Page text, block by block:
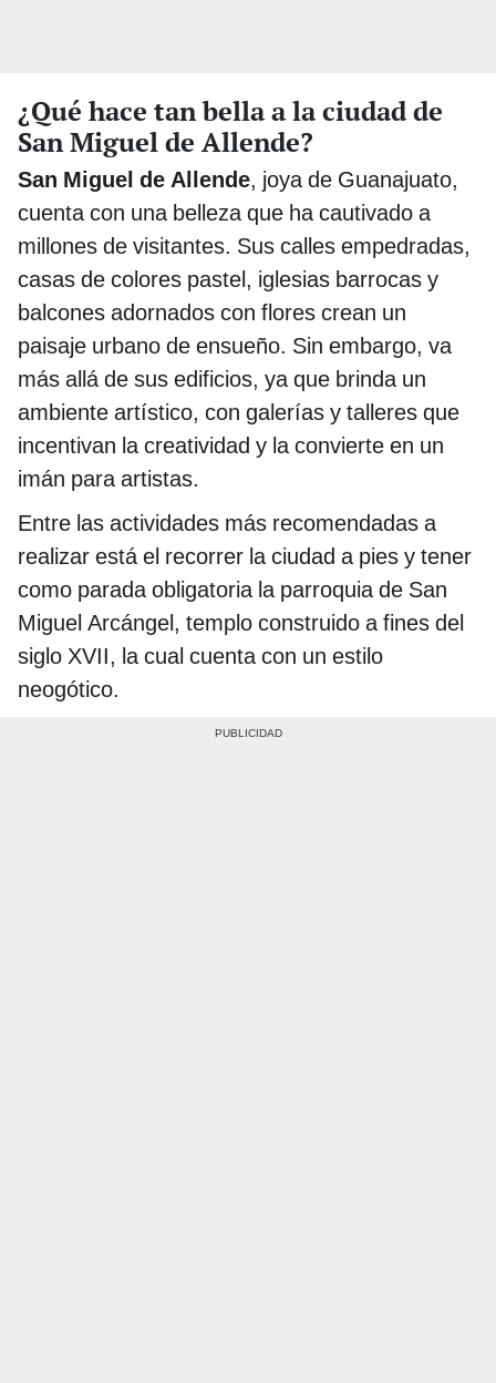
¿Qué hace tan bella a la ciudad de
San Miguel de Allende?
San Miguel de Allende, joya de Guanajuato,
cuenta con una belleza que ha cautivado a
millones de visitantes. Sus calles empedradas,
casas de colores pastel, iglesias barrocas y
balcones adornados con flores crean un
paisaje urbano de ensueño. Sin embargo, va
más allá de sus edificios, ya que brinda un
ambiente artístico, con galerías y talleres que
incentivan la creatividad y la convierte en un
imán para artistas.
Entre las actividades más recomendadas a
realizar está el recorrer la ciudad a pies y tener
como parada obligatoria la parroquia de San
Miguel Arcángel, templo construido a fines del
siglo XVII, la cual cuenta con un estilo
neogótico.